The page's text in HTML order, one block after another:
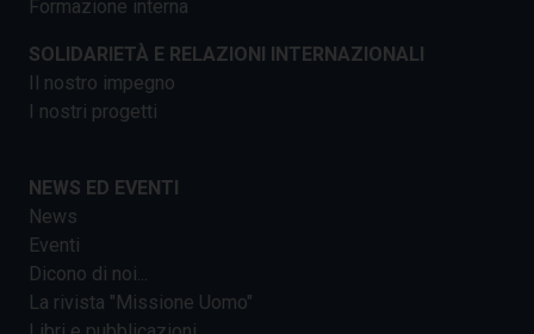
Formazione interna
SOLIDARIETÀ E RELAZIONI INTERNAZIONALI
Il nostro impegno
I nostri progetti
NEWS ED EVENTI
News
Eventi
Dicono di noi...
La rivista "Missione Uomo"